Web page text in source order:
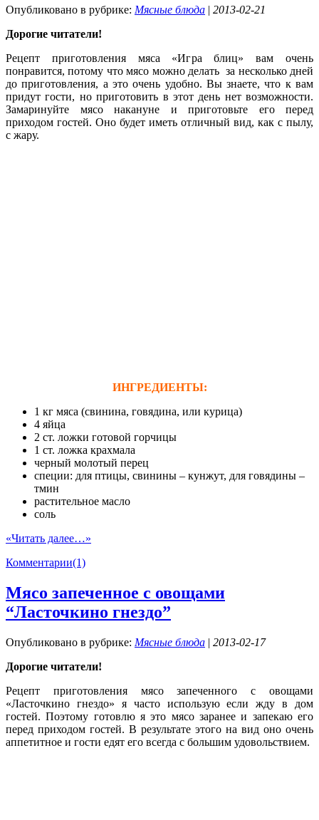
Опубликовано в рубрике: Мясные блюда | 2013-02-21
Дорогие читатели!
Рецепт приготовления мяса «Игра блиц» вам очень
понравится, потому что мясо можно делать за несколько дней
до приготовления, а это очень удобно. Вы знаете, что к вам
придут гости, но приготовить в этот день нет возможности.
Замаринуйте мясо накануне и приготовьте его перед
приходом гостей. Оно будет иметь отличный вид, как с пылу,
с жару.
ИНГРЕДИЕНТЫ:
1 кг мяса (свинина, говядина, или курица)
4 яйца
2 ст. ложки готовой горчицы
1 ст. ложка крахмала
черный молотый перец
специи: для птицы, свинины – кунжут, для говядины –
тмин
растительное масло
соль
«Читать далее…»
Комментарии(1)
Мясо запеченное с овощами
“Ласточкино гнездо”
Опубликовано в рубрике: Мясные блюда | 2013-02-17
Дорогие читатели!
Рецепт приготовления мясо запеченного с овощами
«Ласточкино гнездо» я часто использую если жду в дом
гостей. Поэтому готовлю я это мясо заранее и запекаю его
перед приходом гостей. В результате этого на вид оно очень
аппетитное и гости едят его всегда с большим удовольствием.